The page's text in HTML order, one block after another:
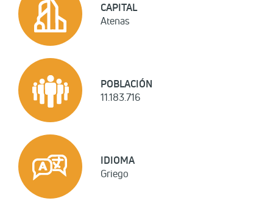
CAPITAL
Atenas
POBLACIÓN
11.183.716
IDIOMA
Griego